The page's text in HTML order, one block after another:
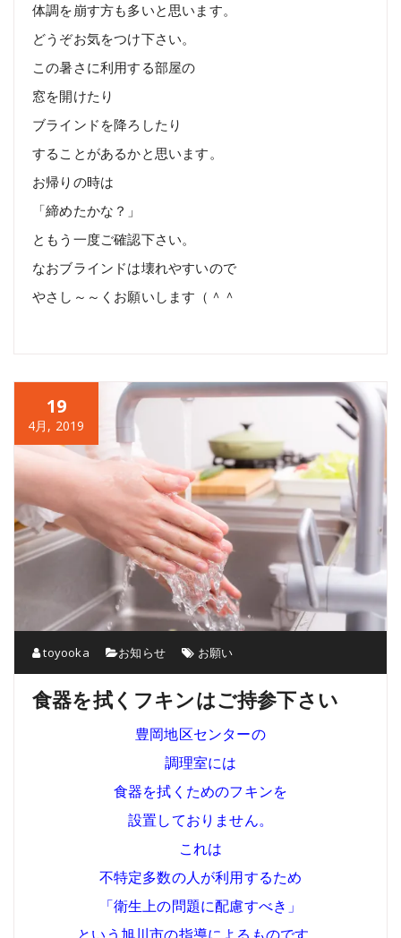
体調を崩す方も多いと思います。
どうぞお気をつけ下さい。
この暑さに利用する部屋の
窓を開けたり
ブラインドを降ろしたり
することがあるかと思います。
お帰りの時は
「締めたかな？」
ともう一度ご確認下さい。
なおブラインドは壊れやすいので
やさし～～くお願いします（＾＾
19
4月, 2019
toyooka お知らせ お願い
食器を拭くフキンはご持参下さい
豊岡地区センターの
調理室には
食器を拭くためのフキンを
設置しておりません。
これは
不特定多数の人が利用するため
「衛生上の問題に配慮すべき」